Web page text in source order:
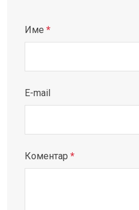
Име *
E-mail
Коментар *